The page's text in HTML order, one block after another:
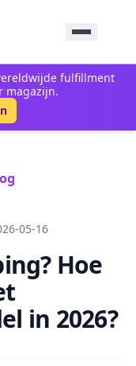
fulfillment
magazijn.
05-16
Hoe
in 2026?